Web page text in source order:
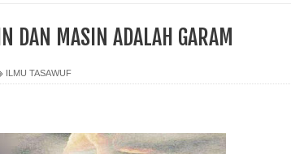
TIDAK FASIH. TAPI SINGA PUN TUNDUK PADANYA
TERPESONA, JANGAN JUGA MUDAH MENGHUKUM
HATI
DAN MASIN ADALAH GARAM
ILMU TASAWUF